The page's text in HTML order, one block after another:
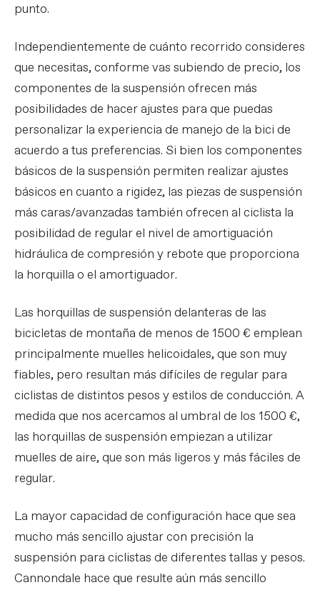
punto.
Independientemente de cuánto recorrido consideres
que necesitas, conforme vas subiendo de precio, los
componentes de la suspensión ofrecen más
posibilidades de hacer ajustes para que puedas
personalizar la experiencia de manejo de la bici de
acuerdo a tus preferencias. Si bien los componentes
básicos de la suspensión permiten realizar ajustes
básicos en cuanto a rigidez, las piezas de suspensión
más caras/avanzadas también ofrecen al ciclista la
posibilidad de regular el nivel de amortiguación
hidráulica de compresión y rebote que proporciona
la horquilla o el amortiguador.
Las horquillas de suspensión delanteras de las
bicicletas de montaña de menos de 1500 € emplean
principalmente muelles helicoidales, que son muy
fiables, pero resultan más difíciles de regular para
ciclistas de distintos pesos y estilos de conducción. A
medida que nos acercamos al umbral de los 1500 €,
las horquillas de suspensión empiezan a utilizar
muelles de aire, que son más ligeros y más fáciles de
regular.
La mayor capacidad de configuración hace que sea
mucho más sencillo ajustar con precisión la
suspensión para ciclistas de diferentes tallas y pesos.
Cannondale hace que resulte aún más sencillo